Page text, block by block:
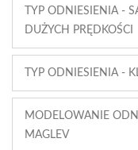
TYP ODNIESIENIA -
DUŻYCH PRĘDKOŚCI
TYP ODNIESIENIA -
MODELOWANIE
MAGLEV